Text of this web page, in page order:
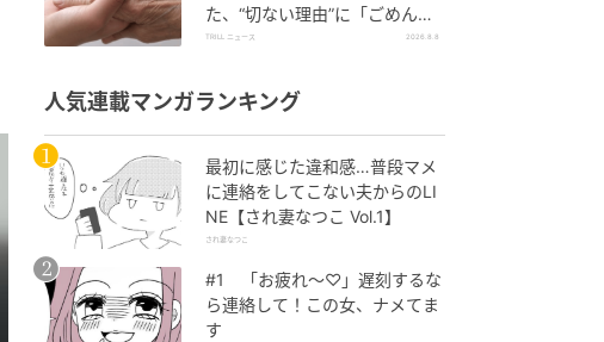
た、“切ない理由”に「ごめん
ね…」＜祖母エピソード2選＞
TRILL ニュース 2026.8.8
人気連載マンガランキング
最初に感じた違和感…普段マメ
に連絡をしてこない夫からのLI
NE【され妻なつこ Vol.1】
され妻なつこ
#1 「お疲れ〜♡」遅刻するな
ら連絡して！この女、ナメてま
す